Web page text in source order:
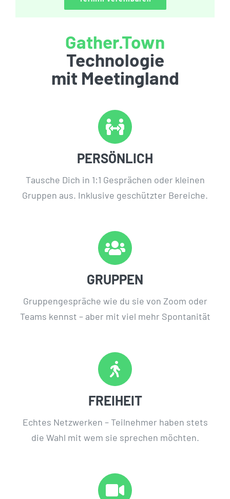
Gather.Town
Technologie
mit Meetingland
PERSÖNLICH
Tausche Dich in 1:1 Gesprächen oder kleinen
Gruppen aus. Inklusive geschützter Bereiche.
GRUPPEN
Gruppengespräche wie du sie von Zoom oder
Teams kennst – aber mit viel mehr Spontanität
FREIHEIT
Echtes Netzwerken – Teilnehmer haben stets
die Wahl mit wem sie sprechen möchten.